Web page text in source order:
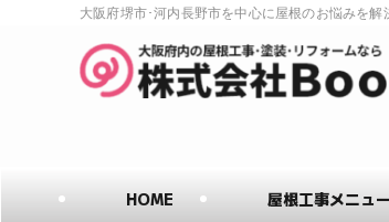
大阪府堺市･河内長野市を中心に屋根のお悩みを
HOME 屋根工事メニュー